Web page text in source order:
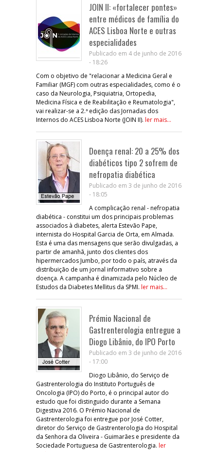
JOIN II: «fortalecer pontes»
entre médicos de família do
ACES Lisboa Norte e outras
especialidades
Publicado em 4 de junho de 2016
- 18:26
Com o objetivo de "relacionar a Medicina Geral e
Familiar (MGF) com outras especialidades, como é o
caso da Neurologia, Psiquiatria, Ortopedia,
Medicina Física e de Reabilitação e Reumatologia",
vai realizar-se a 2.ª edição das Jornadas dos
Internos do ACES Lisboa Norte (JOIN II). ler mais...
Doença renal: 20 a 25% dos
diabéticos tipo 2 sofrem de
nefropatia diabética
Publicado em 3 de junho de 2016
- 18:05
A complicação renal - nefropatia
diabética - constitui um dos principais problemas
associados à diabetes, alerta Estevão Pape,
internista do Hospital Garcia de Orta, em Almada.
Esta é uma das mensagens que serão divulgadas, a
partir de amanhã, junto dos clientes dos
hipermercados Jumbo, por todo o país, através da
distribuição de um jornal informativo sobre a
doença. A campanha é dinamizada pelo Núcleo de
Estudos da Diabetes Mellitus da SPMI. ler mais...
Prémio Nacional de
Gastrenterologia entregue a
Diogo Libânio, do IPO Porto
Publicado em 3 de junho de 2016
- 17:00
Diogo Libânio, do Serviço de
Gastrenterologia do Instituto Português de
Oncologia (IPO) do Porto, é o principal autor do
estudo que foi distinguido durante a Semana
Digestiva 2016. O Prémio Nacional de
Gastrenterologia foi entregue por José Cotter,
diretor do Serviço de Gastrenterologia do Hospital
da Senhora da Oliveira - Guimarães e presidente da
Sociedade Portuguesa de Gastrenterologia. ler